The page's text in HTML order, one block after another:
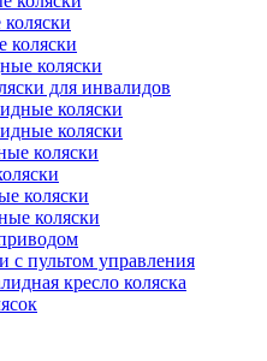
коляски
коляски
для инвалидов
коляски
коляски
коляски
коляски
коляски
с пультом управления
кресло коляска